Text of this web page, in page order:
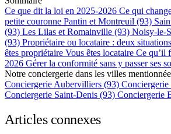
Ce que dit la loi en 2025-2026 Ce qui
petite couronne Pantin et Montreuil (93)
(93) Les Lilas et Romainville (93) Noisy-le-
(93) Propriétaire ou locataire : deux
êtes propriétaire Vous êtes locataire Ce qu’il
2026 Gérer la conformité sans y passer ses
Notre conciergerie dans les villes
Conciergerie Aubervilliers (93)
Conciergerie Saint-Denis (93) Conciergerie
Articles connexes